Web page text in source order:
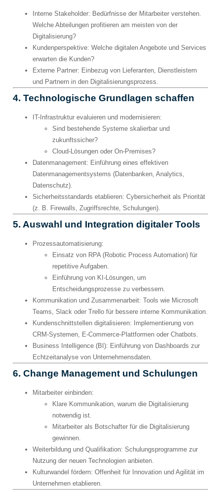
Interne Stakeholder: Bedürfnisse der Mitarbeiter verstehen.
Welche Abteilungen profitieren am meisten von der
Digitalisierung?
Kundenperspektive: Welche digitalen Angebote und Services
erwarten die Kunden?
Externe Partner: Einbezug von Lieferanten, Dienstleistern
und Partnern in den Digitalisierungsprozess.
4. Technologische Grundlagen schaffen
IT-Infrastruktur evaluieren und modernisieren:
Sind bestehende Systeme skalierbar und
zukunftssicher?
Cloud-Lösungen oder On-Premises?
Datenmanagement: Einführung eines effektiven
Datenmanagementsystems (Datenbanken, Analytics,
Datenschutz).
Sicherheitsstandards etablieren: Cybersicherheit als Priorität
(z. B. Firewalls, Zugriffsrechte, Schulungen).
5. Auswahl und Integration digitaler Tools
Prozessautomatisierung:
Einsatz von RPA (Robotic Process Automation) für
repetitive Aufgaben.
Einführung von KI-Lösungen, um
Entscheidungsprozesse zu verbessern.
Kommunikation und Zusammenarbeit: Tools wie Microsoft
Teams, Slack oder Trello für bessere interne Kommunikation.
Kundenschnittstellen digitalisieren: Implementierung von
CRM-Systemen, E-Commerce-Plattformen oder Chatbots.
Business Intelligence (BI): Einführung von Dashboards zur
Echtzeitanalyse von Unternehmensdaten.
6. Change Management und Schulungen
Mitarbeiter einbinden:
Klare Kommunikation, warum die Digitalisierung
notwendig ist.
Mitarbeiter als Botschafter für die Digitalisierung
gewinnen.
Weiterbildung und Qualifikation: Schulungsprogramme zur
Nutzung der neuen Technologien anbieten.
Kulturwandel fördern: Offenheit für Innovation und Agilität im
Unternehmen etablieren.